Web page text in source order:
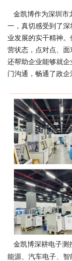
金凯博作为深圳市
一，真切感受到了
业发展的实干精神
营状态，点对点、
还帮助企业能够就
门沟通，畅通了政企
金凯博深耕电子测
能源、汽车电子、